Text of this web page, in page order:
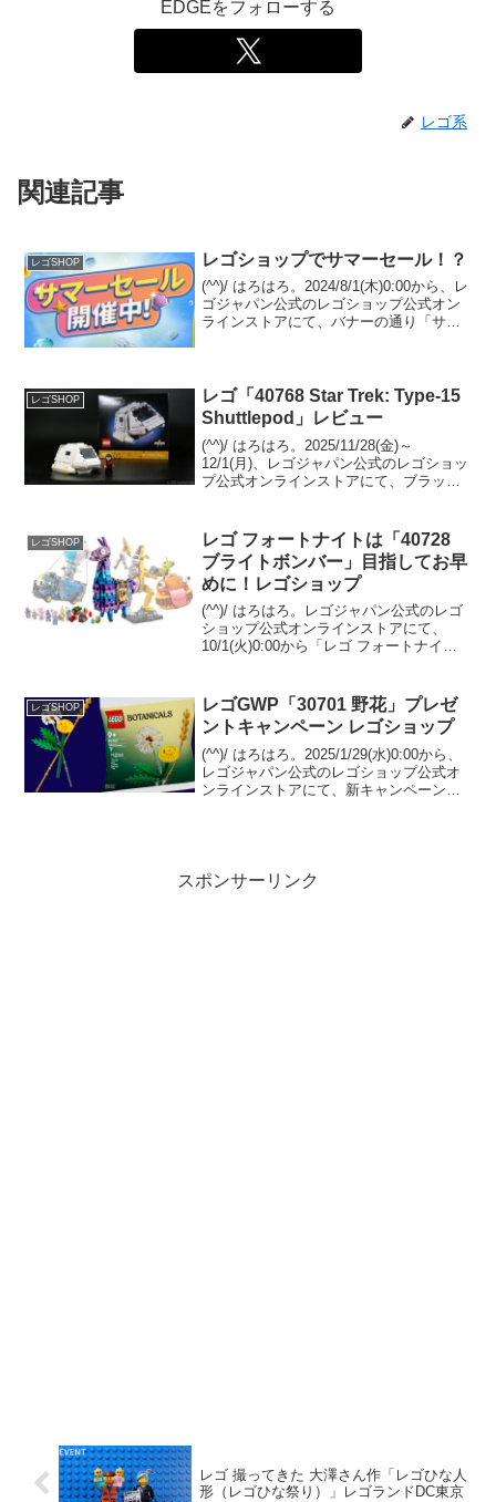
EDGEをフォローする
レゴ系
関連記事
レゴSHOP レゴショップでサマーセール！？
(^^)/ はろはろ。2024/8/1(木)0:00から、レ
ゴジャパン公式のレゴショップ公式オン
ラインストアにて、バナーの通り「サマ
レゴSHOP
レゴ「40768 Star Trek: Type-15
Shuttlepod」レビュー
(^^)/ はろはろ。2025/11/28(金)～
12/1(月)、レゴジャパン公式のレゴショッ
プ公式オンラインストアにて、ブラック
15 Shu...
レゴSHOP
レゴ フォートナイトは「40728
ブライトボンバー」目指してお早
めに！レゴショップ
(^^)/ はろはろ。レゴジャパン公式のレゴ
ショップ公式オンラインストアにて、
10/1(火)0:00から「レゴ フォートナイ
Insiders限定で￥12,500-(税込...
レゴSHOP
レゴGWP「30701 野花」プレゼ
ントキャンペーン レゴショップ
(^^)/ はろはろ。2025/1/29(水)0:00から、
レゴジャパン公式のレゴショップ公式オ
ンラインストアにて、新キャンペーン開
スポンサーリンク
レゴ 撮ってきた 大澤さん作「レゴひな人
形（レゴひな祭り）」レゴランドDC東京